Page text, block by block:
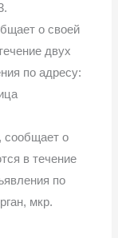
о своей
двух
по адресу:
сообщает о
в течение
по
мкр.